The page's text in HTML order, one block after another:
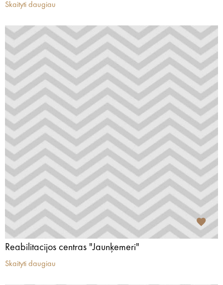
Skaityti daugiau
Reabilitacijos centras "Jaunķemeri"
Skaityti daugiau